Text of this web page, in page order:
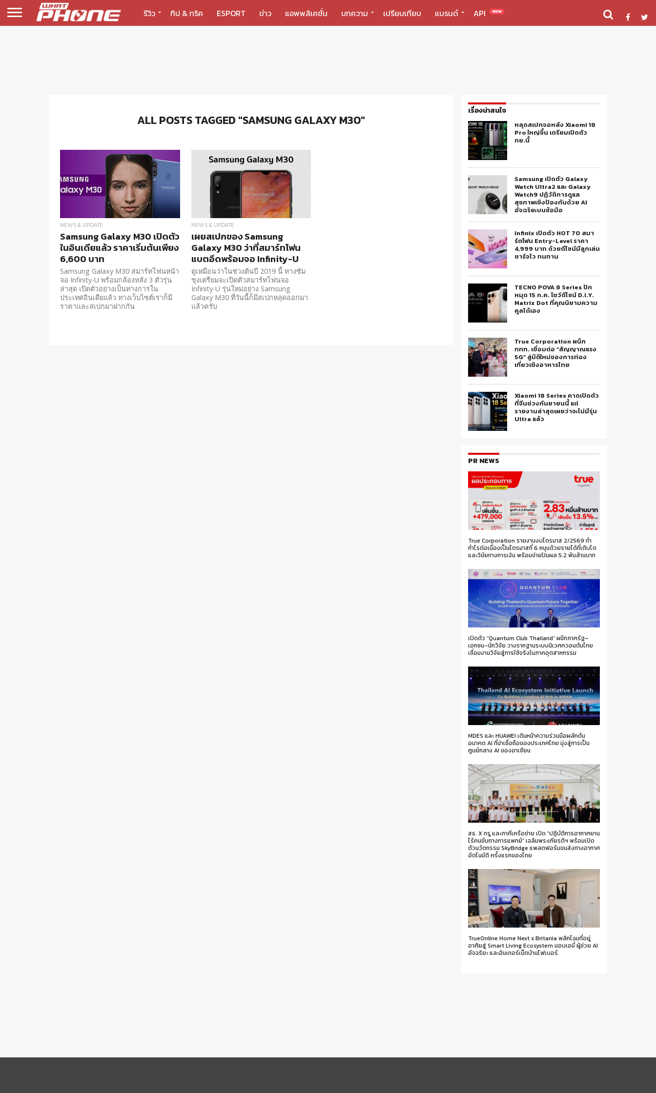
รีวิว ทิป & ทริค ESPORT ข่าว แอพพลิเคชั่น บทความ เปรียบเทียบ แบรนด์ API NEW
ALL POSTS TAGGED "SAMSUNG GALAXY M30"
NEWS & UPDATE
Samsung Galaxy M30 เปิดตัว
ในอินเดียแล้ว ราคาเริ่มต้นเพียง
6,600 บาท
Samsung Galaxy M30 สมาร์ทโฟนหน้า
จอ Infinity-U พร้อมกล้องหลัง 3 ตัวรุ่น
ล่าสุด เปิดตัวอย่างเป็นทางการใน
ประเทศอินเดียแล้ว ทางเว็บไซต์เราก็มี
ราคาและสเปกมาฝากกัน
NEWS & UPDATE
เผยสเปกของ Samsung
Galaxy M30 ว่าที่สมาร์ทโฟน
แบตอึดพร้อมจอ Infinity-U
ดูเหมือนว่าในช่วงต้นปี 2019 นี้ ทางซัม
ซุงเตรียมจะเปิดตัวสมาร์ทโฟนจอ
Infinity-U รุ่นใหม่อย่าง Samsung
Galaxy M30 ที่วันนี้ก็มีสเปกหลุดออกมา
แล้วครับ
เรื่องน่าสนใจ
หลุดสเปกจอหลัง Xiaomi 18
Pro ใหญ่ขึ้น เตรียมเปิดตัว
กย.นี้
Samsung เปิดตัว Galaxy
Watch Ultra2 และ Galaxy
Watch9 ปฏิวัติการดูแล
สุขภาพเชิงป้องกันด้วย AI
อัจฉริยะบนข้อมือ
Infinix เปิดตัว HOT 70 สมา
ร์ตโฟน Entry-Level ราคา
4,999 บาท ด้วยดีไซน์มีลูกเล่น
ชาร์จไว ทนทาน
TECNO POVA 8 Series ปัก
หมุด 15 ก.ค. โชว์ดีไซน์ D.I.Y.
Matrix Dot ที่คุณนิยามความ
คูลได้เอง
True Corporation ผนึก
ททท. เชื่อมต่อ “สัญญาณแรง
5G” สู่มิติใหม่ของการท่อง
เที่ยวเชิงอาหารไทย
Xiaomi 18 Series คาดเปิดตัว
ที่จีนช่วงกันยายนนี้ แต่
รายงานล่าสุดเผยว่าจะไม่มีรุ่น
Ultra แล้ว
PR NEWS
True Corporation รายงานงบไตรมาส 2/2569 ทำ
กำไรต่อเนื่องเป็นไตรมาสที่ 6 หนุนด้วยรายได้ที่เติบโต
และวินัยทางการเงิน พร้อมจ่ายปันผล 5.2 พันล้านบาท
เปิดตัว “Quantum Club Thailand” ผนึกภาครัฐ–
เอกชน–นักวิจัย วางรากฐานระบบนิเวศควอนตัมไทย
เชื่อมงานวิจัยสู่การใช้จริงในภาคอุตสาหกรรม
MDES และ HUAWEI เดินหน้าความร่วมมือผลักดัน
อนาคต AI ที่น่าเชื่อถือของประเทศไทย มุ่งสู่การเป็น
ศูนย์กลาง AI ของอาเซียน
สธ. X ทรู และภาคีเครือข่าย เปิด “ปฏิบัติการอากาศยาน
ไร้คนขับทางการแพทย์” เฉลิมพระเกียรติฯ พร้อมเปิด
ตัวนวัตกรรม SkyBridge แพลตฟอร์มขนส่งทางอากาศ
อัตโนมัติ ครั้งแรกของไทย
TrueOnline Home Next x Britania พลิกโฉมที่อยู่
อาศัยสู่ Smart Living Ecosystem มอบเอมี่ ผู้ช่วย AI
อัจฉริยะ และอินเทอร์เน็ตบ้านไฟเบอร์